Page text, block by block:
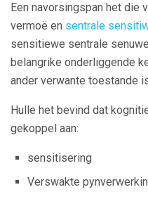
Een navorsingspan het die
vermoë en sentrale
sensitiewe sentrale
belangrike onderliggende
ander verwante toestande
Hulle het bevind dat
gekoppel aan:
sensitisering
Verswakte